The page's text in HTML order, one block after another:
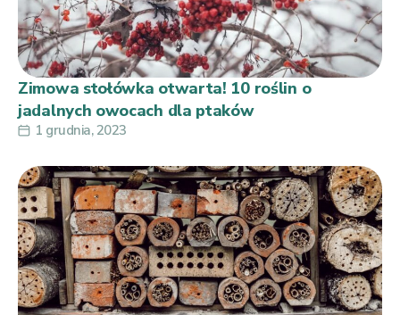
Zimowa stołówka otwarta! 10 roślin o
jadalnych owocach dla ptaków
1 grudnia, 2023